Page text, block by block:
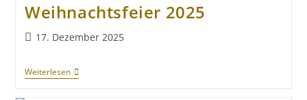
Weihnachtsfeier 2025
17. Dezember 2025
Weiterlesen